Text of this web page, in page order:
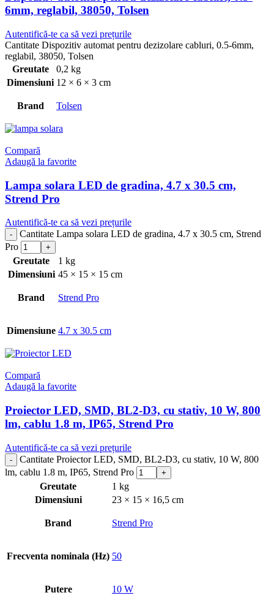
6mm, reglabil, 38050, Tolsen
Autentifică-te ca să vezi prețurile
Cantitate Dispozitiv automat pentru dezizolare cabluri, 0.5-6mm,
reglabil, 38050, Tolsen
Greutate
0,2 kg
Dimensiuni 12 × 6 × 3 cm
Brand Tolsen
Compară
Adaugă la favorite
Lampa solara LED de gradina, 4.7 x 30.5 cm,
Strend Pro
Autentifică-te ca să vezi prețurile
Cantitate Lampa solara LED de gradina, 4.7 x 30.5 cm, Strend
Pro
Greutate
1 kg
Dimensiuni 45 × 15 × 15 cm
Brand Strend Pro
Dimensiune 4.7 x 30.5 cm
Compară
Adaugă la favorite
Proiector LED, SMD, BL2-D3, cu stativ, 10 W, 800
lm, cablu 1.8 m, IP65, Strend Pro
Autentifică-te ca să vezi prețurile
Cantitate Proiector LED, SMD, BL2-D3, cu stativ, 10 W, 800
lm, cablu 1.8 m, IP65, Strend Pro
Greutate
1 kg
Dimensiuni
23 × 15 × 16,5 cm
Brand Strend Pro
Frecventa nominala (Hz) 50
Putere 10 W